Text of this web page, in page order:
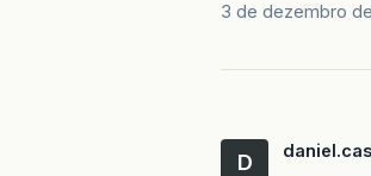
3 de dezembro
D